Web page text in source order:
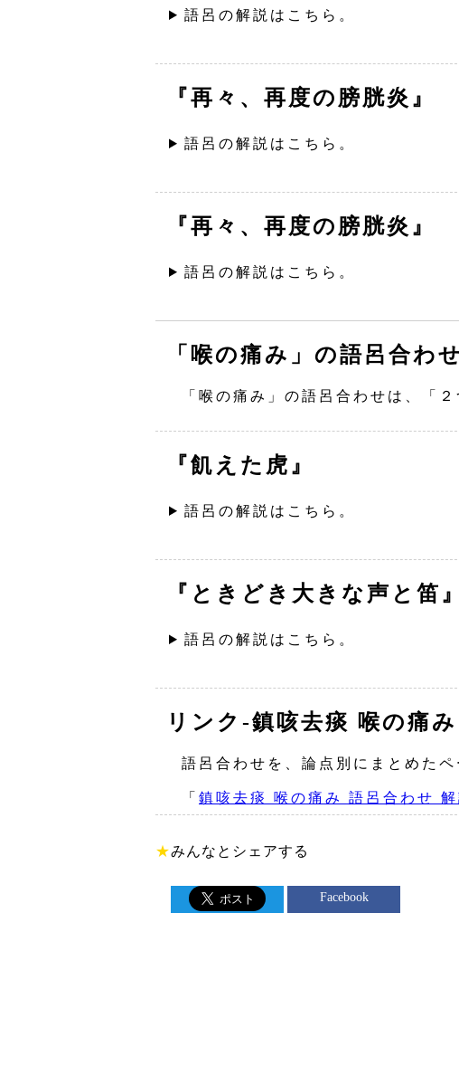
語呂の解説はこちら。
『再々、再度の膀胱炎』
語呂の解説はこちら。
『再々、再度の膀胱炎』
語呂の解説はこちら。
「喉の痛み」の語呂合わせ
「喉の痛み」の語呂合わせは、「２
『飢えた虎』
語呂の解説はこちら。
『ときどき大きな声と笛』
語呂の解説はこちら。
リンク‐鎮咳去痰 喉の痛
語呂合わせを、論点別にまとめたペ
「 鎮咳去痰 喉の痛み 語呂合わせ 解
★みんなとシェアする
Facebook